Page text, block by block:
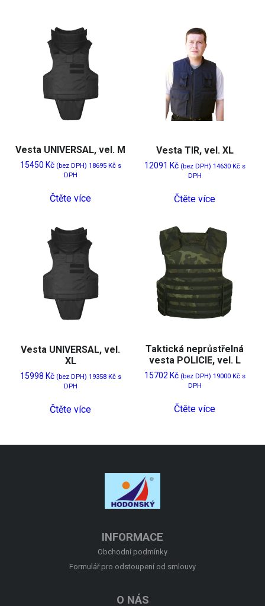
Vesta UNIVERSAL, vel. M
15450 Kč (bez DPH) 18695 Kčs
DPH
Čtěte více
Vesta TIR, vel. XL
12091 Kč (bez DPH) 14630 Kčs
DPH
Čtěte více
Vesta UNIVERSAL, vel.
XL
15998 Kč (bez DPH) 19358 Kčs
DPH
Čtěte více
Taktická neprůstřelná
vesta POLICIE, vel. L
15702 Kč (bez DPH) 19000 Kčs
DPH
Čtěte více
INFORMACE
Obchodní podmínky
Formulář pro odstoupení od smlouvy
O NÁS